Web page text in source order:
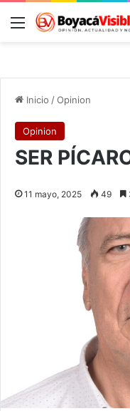
Menú
Inicio /Opinion
Opinion
SER
11 mayo, 2025 49